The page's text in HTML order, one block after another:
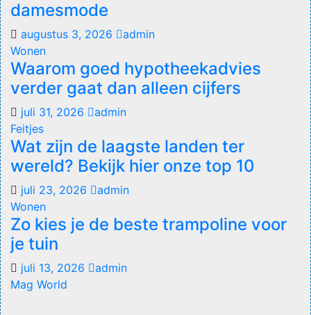
damesmode
augustus 3, 2026
admin
Wonen
Waarom goed hypotheekadvies
verder gaat dan alleen cijfers
juli 31, 2026
admin
Feitjes
Wat zijn de laagste landen ter
wereld? Bekijk hier onze top 10
juli 23, 2026
admin
Wonen
Zo kies je de beste trampoline voor
je tuin
juli 13, 2026
admin
Mag World